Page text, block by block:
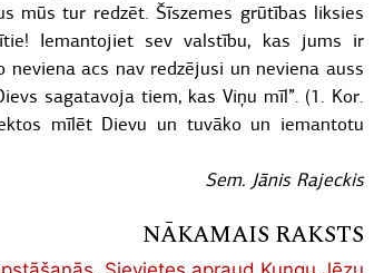
mūs tur redzēt. Šīszemes grūtības liksies
Iemantojiet sev valstību, kas jums ir
neviena acs nav redzējusi un neviena auss
sagatavoja tiem, kas Viņu mīl”. (1. Kor.
mīlēt Dievu un tuvāko un iemantotu
Sem. Jānis Rajeckis
NĀKAMAIS RAKSTS